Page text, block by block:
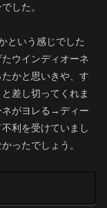
した。
という感じでした
ウインディオーネ
かと思いきや、す
差し切ってくれま
ネがヨレる→ディー
利を受けていまし
ったでしょう。